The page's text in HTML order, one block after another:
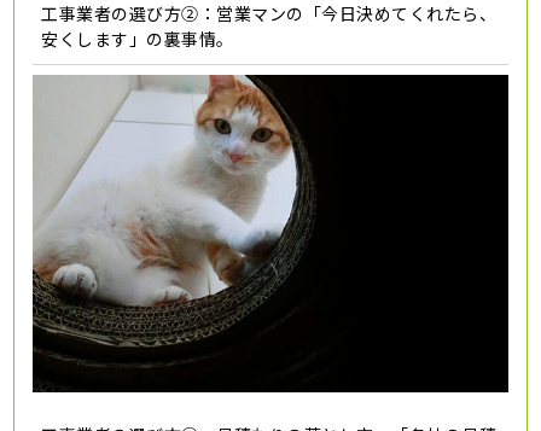
工事業者の選び方②：営業マンの「今日決めてくれたら、
安くします」の裏事情。